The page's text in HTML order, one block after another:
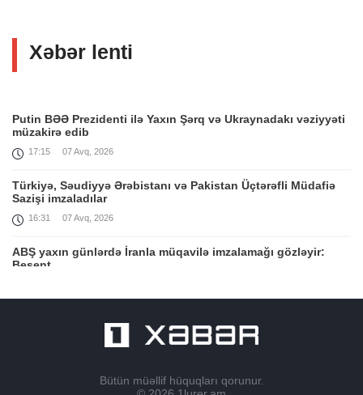
Xəbər lenti
Putin BƏƏ Prezidenti ilə Yaxın Şərq və Ukraynadakı vəziyyəti
müzakirə edib
17:15 07 Avq, 2026
Türkiyə, Səudiyyə Ərəbistanı və Pakistan Üçtərəfli Müdafiə
Sazişi imzaladılar
16:31 07 Avq, 2026
ABŞ yaxın günlərdə İranla müqavilə imzalamağı gözləyir:
Besent
Bütün müəllif hüquqları qorunur.